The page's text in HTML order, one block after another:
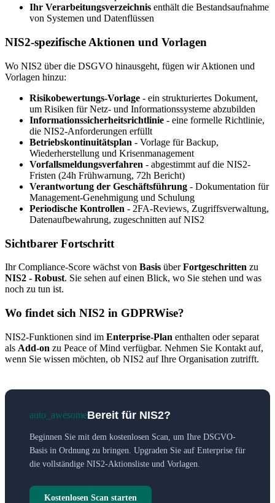
Ihr Verarbeitungsverzeichnis enthält die Bestandsaufnahme
von Systemen und Datenflüssen
NIS2-spezifische Aktionen und Vorlagen
Wo NIS2 über die DSGVO hinausgeht, fügen wir Aktionen und
Vorlagen hinzu:
Risikobewertungs-Vorlage - ein strukturiertes Dokument,
um Risiken für Netz- und Informationssysteme abzubilden
Informationssicherheitsrichtlinie - eine formelle Richtlinie,
die NIS2-Anforderungen erfüllt
Betriebskontinuitätsplan - Vorlage für Backup,
Wiederherstellung und Krisenmanagement
Vorfallsmeldungsverfahren - abgestimmt auf die NIS2-
Fristen (24h Frühwarnung, 72h Bericht)
Verantwortung der Geschäftsführung - Dokumentation für
Management-Genehmigung und Schulung
Periodische Kontrollen - 2FA-Reviews, Zugriffsverwaltung,
Datenaufbewahrung, zugeschnitten auf NIS2
Sichtbarer Fortschritt
Ihr Compliance-Score wächst von Basis überFortgeschritten zu
NIS2 - Robust. Sie sehen auf einen Blick, wo Sie stehen und was
noch zu tun ist.
Wo findet sich NIS2 in GDPRWise?
NIS2-Funktionen sind im Enterprise-Plan enthalten oder separat
als Add-on zu Peace of Mind verfügbar. Nehmen Sie Kontakt auf,
wenn Sie wissen möchten, ob NIS2 auf Ihre Organisation zutrifft.
auto_awesomeBereit für NIS2?
Beginnen Sie mit dem kostenlosen Scan, um Ihre DSGVO-
Basis in Ordnung zu bringen. Upgraden Sie auf Enterprise für
die vollständige NIS2-Aktionsliste und Vorlagen.
Kostenlosen Scan starten